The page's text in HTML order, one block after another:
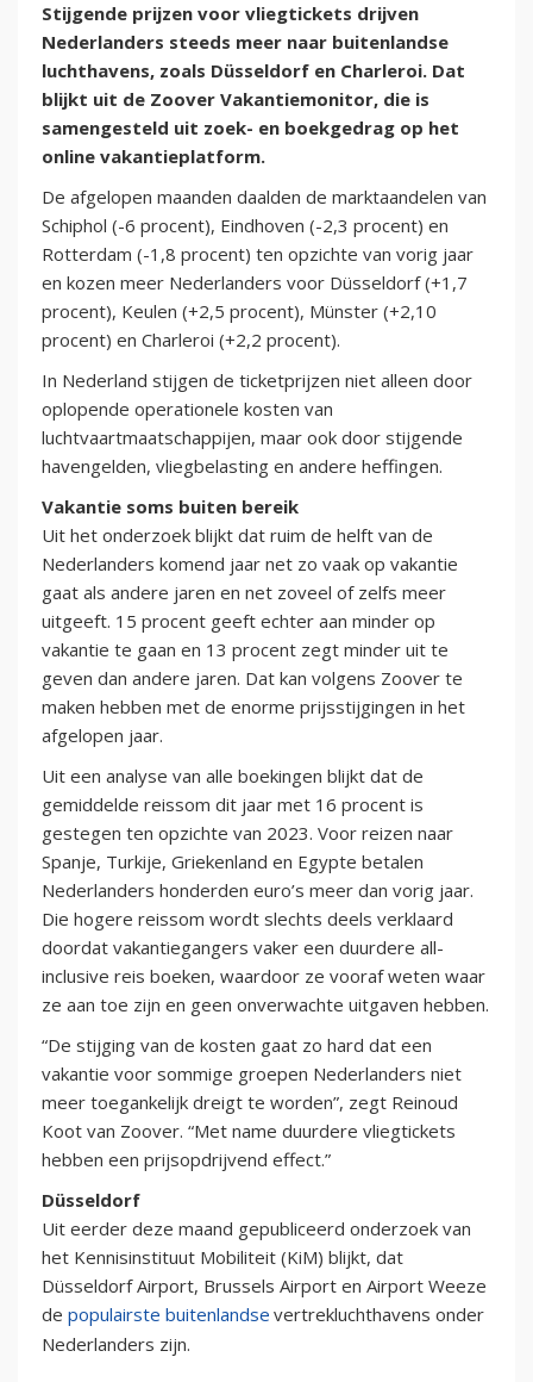
Stijgende prijzen voor vliegtickets drijven
Nederlanders steeds meer naar buitenlandse
luchthavens, zoals Düsseldorf en Charleroi. Dat
blijkt uit de Zoover Vakantiemonitor, die is
samengesteld uit zoek- en boekgedrag op het
online vakantieplatform.
De afgelopen maanden daalden de marktaandelen van
Schiphol (-6 procent), Eindhoven (-2,3 procent) en
Rotterdam (-1,8 procent) ten opzichte van vorig jaar
en kozen meer Nederlanders voor Düsseldorf (+1,7
procent), Keulen (+2,5 procent), Münster (+2,10
procent) en Charleroi (+2,2 procent).
In Nederland stijgen de ticketprijzen niet alleen door
oplopende operationele kosten van
luchtvaartmaatschappijen, maar ook door stijgende
havengelden, vliegbelasting en andere heffingen.
Vakantie soms buiten bereik
Uit het onderzoek blijkt dat ruim de helft van de
Nederlanders komend jaar net zo vaak op vakantie
gaat als andere jaren en net zoveel of zelfs meer
uitgeeft. 15 procent geeft echter aan minder op
vakantie te gaan en 13 procent zegt minder uit te
geven dan andere jaren. Dat kan volgens Zoover te
maken hebben met de enorme prijsstijgingen in het
afgelopen jaar.
Uit een analyse van alle boekingen blijkt dat de
gemiddelde reissom dit jaar met 16 procent is
gestegen ten opzichte van 2023. Voor reizen naar
Spanje, Turkije, Griekenland en Egypte betalen
Nederlanders honderden euro’s meer dan vorig jaar.
Die hogere reissom wordt slechts deels verklaard
doordat vakantiegangers vaker een duurdere all-
inclusive reis boeken, waardoor ze vooraf weten waar
ze aan toe zijn en geen onverwachte uitgaven hebben.
“De stijging van de kosten gaat zo hard dat een
vakantie voor sommige groepen Nederlanders niet
meer toegankelijk dreigt te worden”, zegt Reinoud
Koot van Zoover. “Met name duurdere vliegtickets
hebben een prijsopdrijvend effect.”
Düsseldorf
Uit eerder deze maand gepubliceerd onderzoek van
het Kennisinstituut Mobiliteit (KiM) blijkt, dat
Düsseldorf Airport, Brussels Airport en Airport Weeze
de populairste buitenlandse vertrekluchthavens onder
Nederlanders zijn.